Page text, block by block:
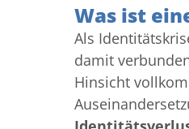
Was ist
Als
damit
Hinsicht